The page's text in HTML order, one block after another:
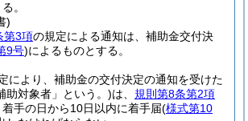
。
)
第3項の規定による通知は、補助金交付決
9号)によるものとする。
により、補助金の交付決定の通知を受けた
助対象者」という。)は、 規則第8条第2項
手の日から10日以内に着手届(様式第10